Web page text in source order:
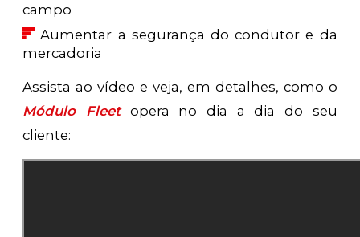
campo
Aumentar a segurança do condutor e da
mercadoria
Assista ao vídeo e veja, em detalhes, como o
Módulo Fleetopera no dia a dia do seu
cliente: